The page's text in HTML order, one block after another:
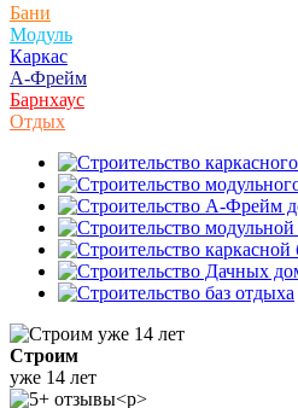
Бани
Модуль
Каркас
А-Фрейм
Барнхаус
Отдых
Строим
уже 14 лет